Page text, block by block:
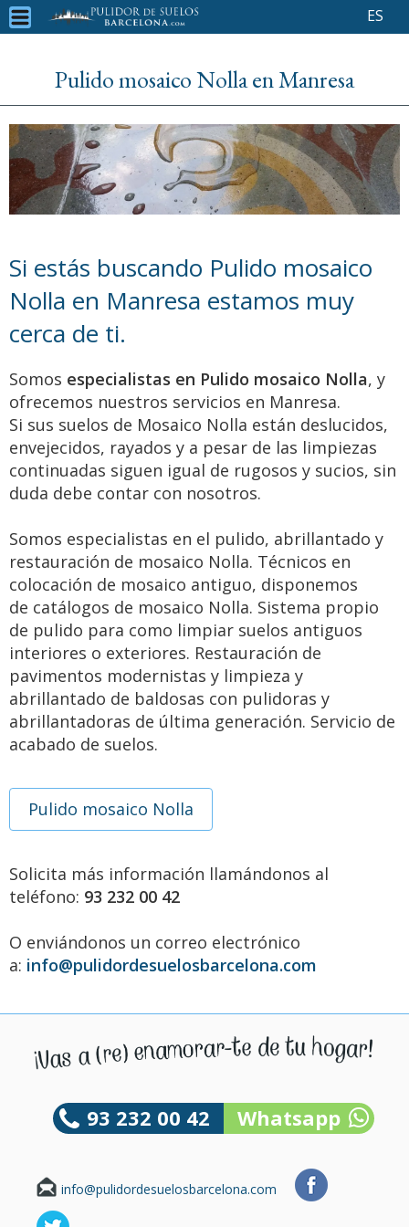
ES
Pulido mosaico Nolla en Manresa
Si estás buscando Pulido mosaico
Nolla en Manresa estamos muy
cerca de ti.
Somos especialistas en Pulido mosaico Nolla, y
ofrecemos nuestros servicios en Manresa.
Si sus suelos de Mosaico Nolla están deslucidos,
envejecidos, rayados y a pesar de las limpiezas
continuadas siguen igual de rugosos y sucios, sin
duda debe contar con nosotros.
Somos especialistas en el pulido, abrillantado y
restauración de mosaico Nolla. Técnicos en
colocación de mosaico antiguo, disponemos
de catálogos de mosaico Nolla. Sistema propio
de pulido para como limpiar suelos antiguos
interiores o exteriores. Restauración de
pavimentos modernistas y limpieza y
abrillantado de baldosas con pulidoras y
abrillantadoras de última generación. Servicio de
acabado de suelos.
Pulido mosaico Nolla
Solicita más información llamándonos al
teléfono: 93 232 00 42
O enviándonos un correo electrónico
a: info@pulidordesuelosbarcelona.com
93 232 00 42 Whatsapp
info@pulidordesuelosbarcelona.com